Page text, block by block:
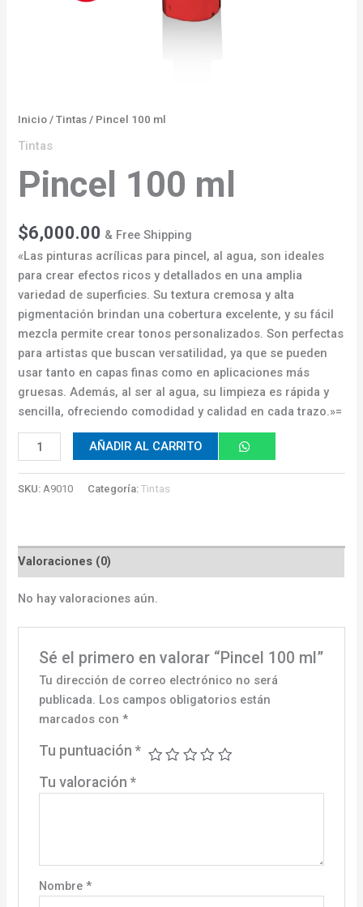
Inicio /Tintas / Pincel 100 ml
Tintas
Pincel 100 ml
$6,000.00 & Free Shipping
«Las pinturas acrílicas para pincel, al agua, son ideales
para crear efectos ricos y detallados en una amplia
variedad de superficies. Su textura cremosa y alta
pigmentación brindan una cobertura excelente, y su fácil
mezcla permite crear tonos personalizados. Son perfectas
para artistas que buscan versatilidad, ya que se pueden
usar tanto en capas finas como en aplicaciones más
gruesas. Además, al ser al agua, su limpieza es rápida y
sencilla, ofreciendo comodidad y calidad en cada trazo.»=
AÑADIR AL CARRITO
SKU: A9010 Categoría:Tintas
Valoraciones (0)
No hay valoraciones aún.
Sé el primero en valorar “Pincel 100 ml”
Tu dirección de correo electrónico no será
publicada. Los campos obligatorios están
marcados con *
Tu puntuación *
Tu valoración *
Nombre *